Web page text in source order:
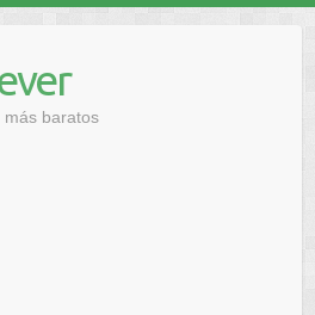
más baratos